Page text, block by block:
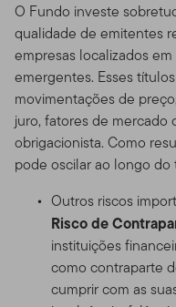
O Fundo investe
qualidade de emitentes
empresas localizados
emergentes. Esses
movimentações de
juro, fatores de
obrigacionista. Como
pode oscilar ao longo do
Outros riscos
Risco de
instituições
como contraparte
cumprir com as